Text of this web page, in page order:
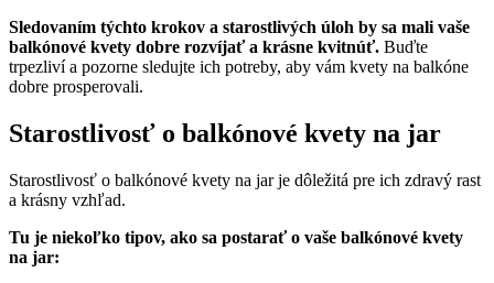
Sledovaním týchto krokov a starostlivých úloh by sa mali vaše
balkónové kvety dobre rozvíjať a krásne kvitnúť. Buďte
trpezliví a pozorne sledujte ich potreby, aby vám kvety na balkóne
dobre prosperovali.
Starostlivosť o balkónové kvety na jar
Starostlivosť o balkónové kvety na jar je dôležitá pre ich zdravý rast
a krásny vzhľad.
Tu je niekoľko tipov, ako sa postarať o vaše balkónové kvety
na jar: